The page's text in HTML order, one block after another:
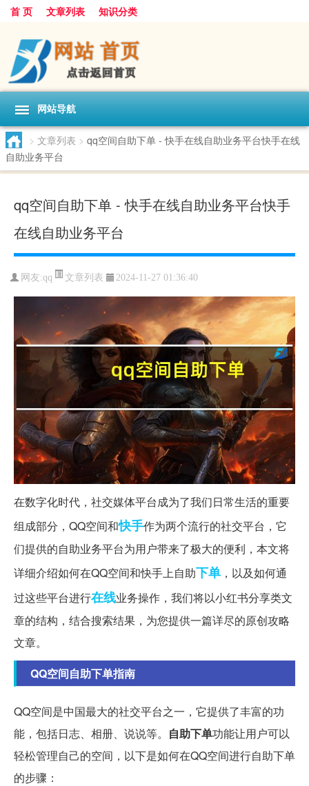
首 页 文章列表 知识分类
网站导航
> 文章列表 > qq空间自助下单 - 快手在线自助业务平台快手在线
自助业务平台
qq空间自助下单 - 快手在线自助业务平台快手
在线自助业务平台
网友:qq 文章列表 2024-11-27 01:36:40
在数字化时代，社交媒体平台成为了我们日常生活的重要
组成部分，QQ空间和快手作为两个流行的社交平台，它
们提供的自助业务平台为用户带来了极大的便利，本文将
详细介绍如何在QQ空间和快手上自助下单 ，以及如何通
过这些平台进行在线业务操作，我们将以小红书分享类文
章的结构，结合搜索结果，为您提供一篇详尽的原创攻略
文章。
QQ空间自助下单指南
QQ空间是中国最大的社交平台之一，它提供了丰富的功
能，包括日志、相册、说说等。 自助下单功能让用户可以
轻松管理自己的空间，以下是如何在QQ空间进行自助下单
的步骤：